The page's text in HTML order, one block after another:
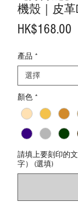
機殼｜皮革
HK$168.00
產品 *
顏色 *
請填上要刻印的
字） (選填)